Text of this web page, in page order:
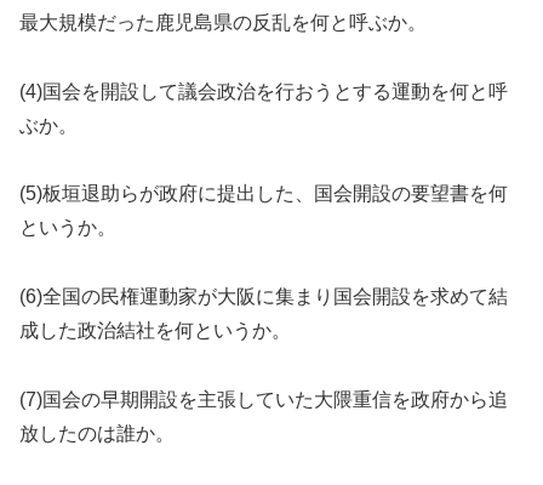
最大規模だった鹿児島県の反乱を何と呼ぶか。
(4)国会を開設して議会政治を行おうとする運動を何と呼
ぶか。
(5)板垣退助らが政府に提出した、国会開設の要望書を何
というか。
(6)全国の民権運動家が大阪に集まり国会開設を求めて結
成した政治結社を何というか。
(7)国会の早期開設を主張していた大隈重信を政府から追
放したのは誰か。